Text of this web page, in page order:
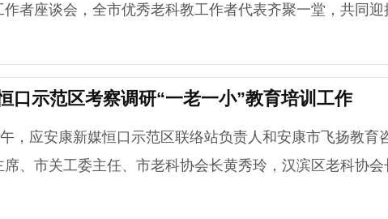
者座谈会，全市优秀老科教工作者代表齐聚一堂，共同迎
示范区考察调研“一老一小”教育培训工作
应安康新媒恒口示范区联络站负责人和安康市飞扬教育
席、市关工委主任、市老科协会长黄秀玲，汉滨区老科协会